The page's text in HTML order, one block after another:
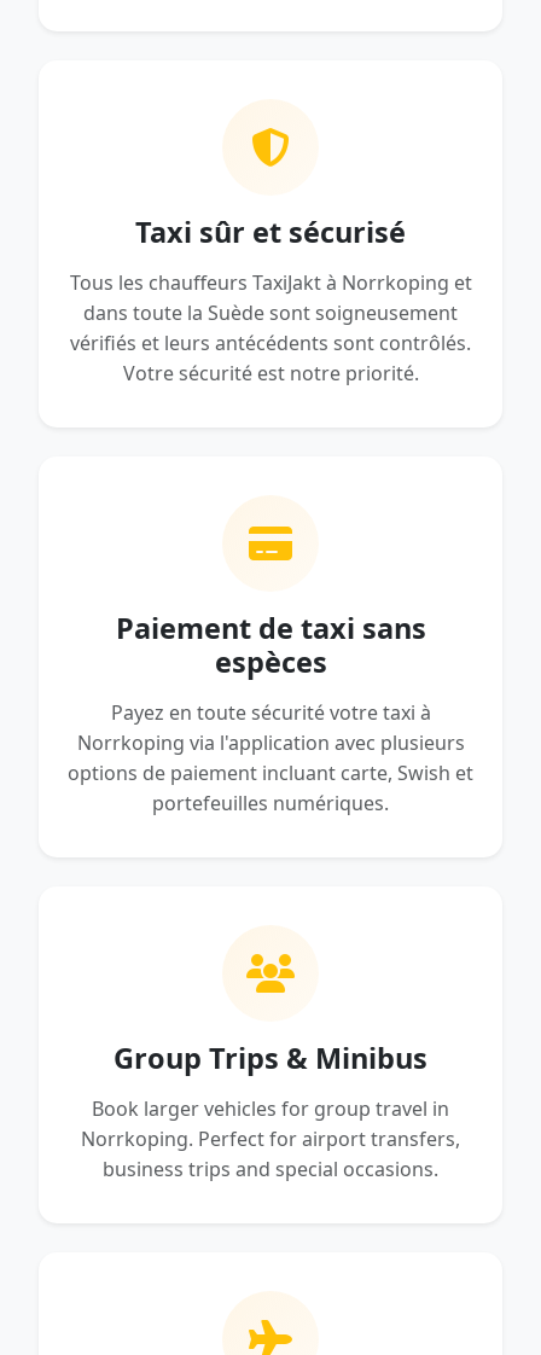
Taxi sûr et sécurisé
Tous les chauffeurs TaxiJakt à Norrkoping et
dans toute la Suède sont soigneusement
vérifiés et leurs antécédents sont contrôlés.
Votre sécurité est notre priorité.
Paiement de taxi sans
espèces
Payez en toute sécurité votre taxi à
Norrkoping via l'application avec plusieurs
options de paiement incluant carte, Swish et
portefeuilles numériques.
Group Trips & Minibus
Book larger vehicles for group travel in
Norrkoping. Perfect for airport transfers,
business trips and special occasions.